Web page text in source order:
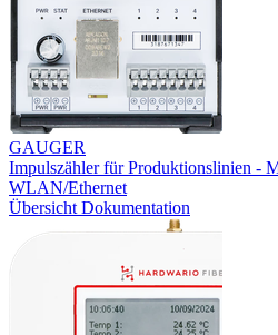
GAUGER
Impulszähler für Produktionslinien -
WLAN/Ethernet
Übersicht Dokumentation